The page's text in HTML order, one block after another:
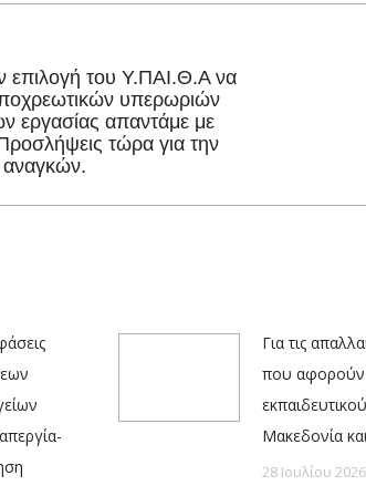
επιλογή του Υ.ΠΑΙ.Θ.Α να
υπερωριών
εργασίας απαντάμε με
τώρα για την
Για τις
που αφορούν
Μακεδονία
28 Ιουλίου 2026